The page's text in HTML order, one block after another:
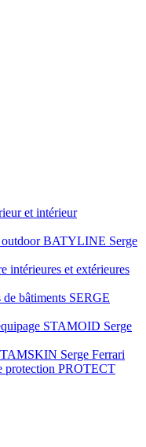
et intérieur
BATYLINE Serge
intérieures et extérieures
bâtiments SERGE
STAMOID Serge
Serge Ferrari
protection PROTECT